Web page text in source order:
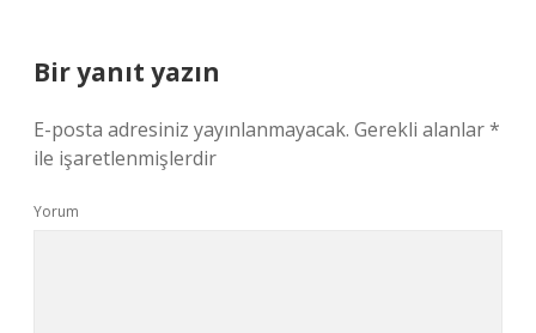
Bir yanıt yazın
E-posta adresiniz yayınlanmayacak. Gerekli alanlar*
ile işaretlenmişlerdir
Yorum